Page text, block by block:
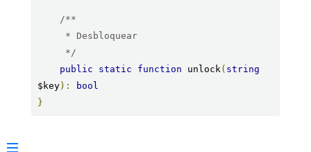
/**
     */
public
static function unlock( string
$key):
bool
}